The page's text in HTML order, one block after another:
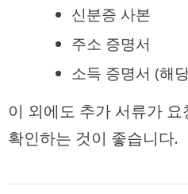
신분증 사본
주소 증명서
소득 증명서 (해
이 외에도 추가 서류가
확인하는 것이 좋습니다.